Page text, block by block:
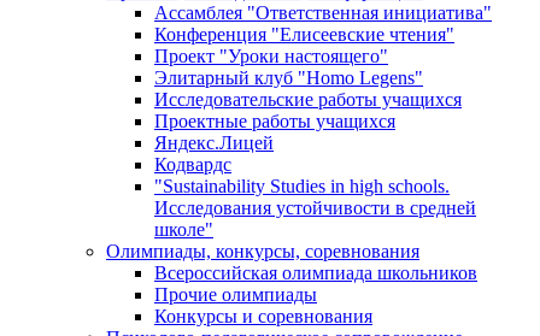
Ассамблея "Ответственная инициатива"
Конференция "Елисеевские чтения"
Проект "Уроки настоящего"
Элитарный клуб "Homo Legens"
Исследовательские работы учащихся
Проектные работы учащихся
Яндекс.Лицей
Кодвардс
"Sustainability Studies in high schools.
Исследования устойчивости в средней
школе"
Олимпиады, конкурсы, соревнования
Всероссийская олимпиада школьников
Прочие олимпиады
Конкурсы и соревнования